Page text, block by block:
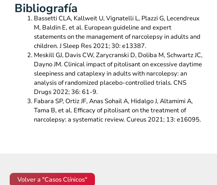
Bibliografía
Bassetti CLA, Kallweit U, Vignatelli L, Plazzi G, Lecendreux
M, Baldin E, et al. European guideline and expert
statements on the management of narcolepsy in adults and
children. J Sleep Res 2021; 30: e13387.
Meskill GJ, Davis CW, Zarycranski D, Doliba M, Schwartz JC,
Dayno JM. Clinical impact of pitolisant on excessive daytime
sleepiness and cataplexy in adults with narcolepsy: an
analysis of randomized placebo-controlled trials. CNS
Drugs 2022; 36: 61-9.
Fabara SP, Ortiz JF, Anas Sohail A, Hidalgo J, Altamimi A,
Tama B, et al. Efficacy of pitolisant on the treatment of
narcolepsy: a systematic review. Cureus 2021; 13: e16095.
Volver a "Casos Clínicos"